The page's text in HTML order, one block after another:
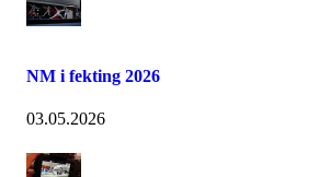
NM i fekting 2026
03.05.2026